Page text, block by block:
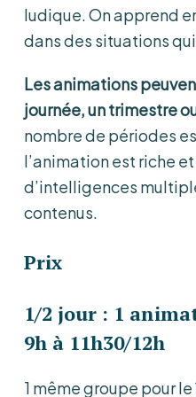
ludique.On apprend
dans des situations
Les animations
journée, un trimestre
nombre de périodes
l’animation est riche
d’intelligences
contenus.
Prix
1/2 jour : 1
9h à 11h30/12h
1 même groupe pour